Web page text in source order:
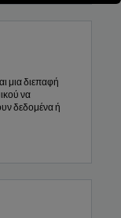
μια διεπαφή
να
δεδομένα ή